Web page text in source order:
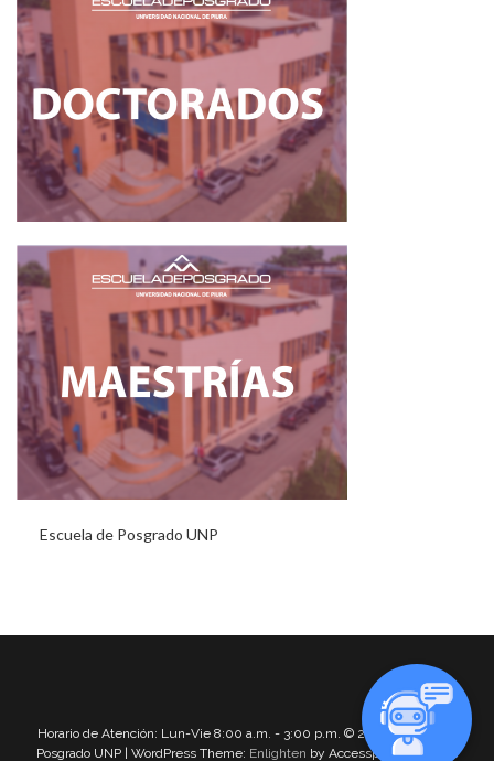
Escuela de Posgrado UNP
Horario de Atención: Lun-Vie 8:00 a.m. - 3:00 p.m. © 2021 Escuela de
Posgrado UNP | WordPress Theme: Enlighten by Accesspress Themes